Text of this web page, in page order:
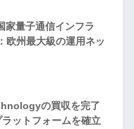
家量子通信インフラ
欧州最大級の運用ネッ
の買収を完了
ットフォームを確立